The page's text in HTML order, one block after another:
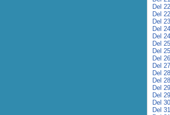
Del
Del
Del
Del
Del
Del
Del
Del
Del
Del
Del
Del
Del
Del
Del